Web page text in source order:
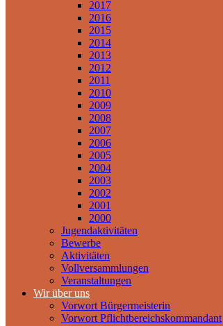
2017
2016
2015
2014
2013
2012
2011
2010
2009
2008
2007
2006
2005
2004
2003
2002
2001
2000
Jugendaktivitäten
Bewerbe
Aktivitäten
Vollversammlungen
Veranstaltungen
Wir über uns
Vorwort Bürgermeisterin
Vorwort Pflichtbereichskommandant